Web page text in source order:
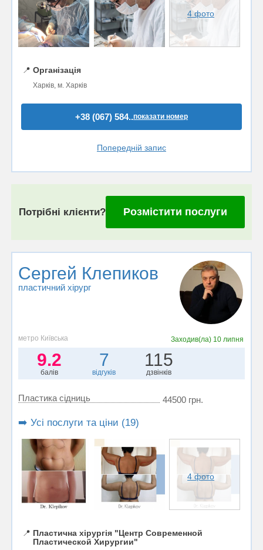
4 фото
📍 Організація
Харків, м. Харків
+38 (067) 584..показати номер
Попередній запис
Потрібні клієнти? Розмістити послуги
Сергей Клепиков
пластичний хірург
метро Київська Заходив(ла) 10 липня
9.2
балів
7
відгуків
115
дзвінків
Пластика сідниць 44500 грн.
➡️ Усі послуги та ціни (19)
4 фото
📍 Пластична хірургія "Центр Современной
Пластической Хирургии"